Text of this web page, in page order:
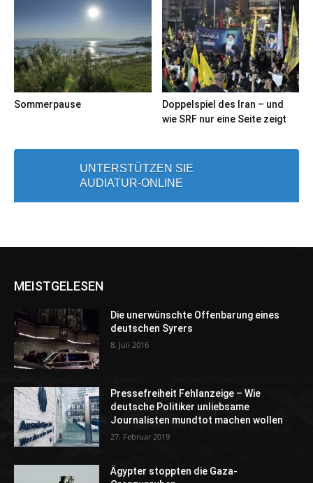
Sommerpause
Doppelspiel des Iran – und
wie SRF nur eine Seite zeigt
UNTERSTÜTZEN SIE
AUDIATUR-ONLINE
MEISTGELESEN
Die unerwünschte Offenbarung eines
deutschen Syrers
8. Juli 2016
Pressefreiheit Fehlanzeige – Wie
deutsche Politiker unliebsame
Journalisten mundtot machen wollen
27. Februar 2019
Ägypter stoppten die Gaza-